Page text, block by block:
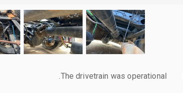
The drivetrain was operational.